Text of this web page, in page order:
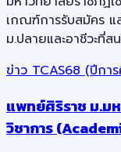
เกณฑ์การรับสมัคร แ
ม.ปลายและอาชีวะที่ส
ข่าว TCAS68 (ปีกา
แพทย์ศิริราช ม.ม
วิชาการ